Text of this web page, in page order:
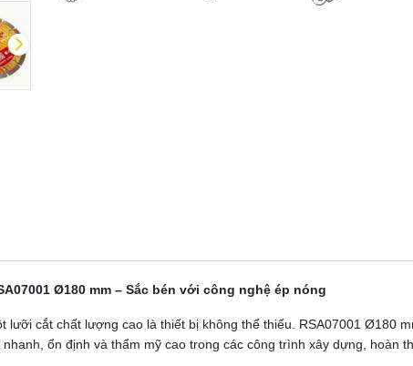
Ø180 mm – Sắc bén với công nghệ ép nóng
lưỡi cắt chất lượng cao là thiết bị không thể thiếu. RSA07001 Ø180
ổn định và thẩm mỹ cao trong các công trình xây dựng, hoàn